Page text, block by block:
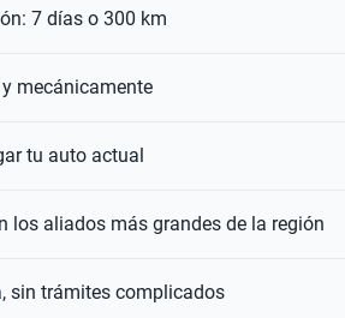
7 días o 300 km
mecánicamente
tu auto actual
los aliados más grandes de la región
sin trámites complicados